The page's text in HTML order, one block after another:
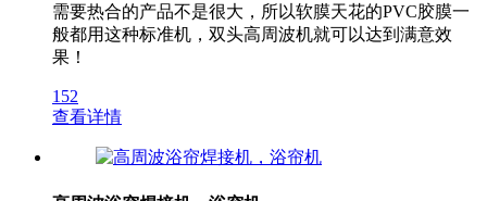
需要热合的产品不是很大，所以软膜天花的PVC胶膜一
般都用这种标准机，双头高周波机就可以达到满意效
果！
152
查看详情